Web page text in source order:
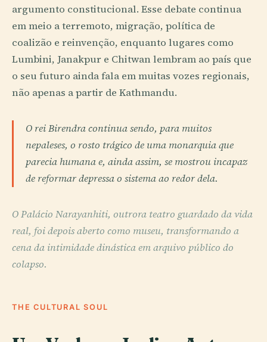
argumento constitucional. Esse debate continua
em meio a terremoto, migração, política de
coalizão e reinvenção, enquanto lugares como
Lumbini, Janakpur e Chitwan lembram ao país que
o seu futuro ainda fala em muitas vozes regionais,
não apenas a partir de Kathmandu.
O rei Birendra continua sendo, para muitos
nepaleses, o rosto trágico de uma monarquia que
parecia humana e, ainda assim, se mostrou incapaz
de reformar depressa o sistema ao redor dela.
O Palácio Narayanhiti, outrora teatro guardado da vida
real, foi depois aberto como museu, transformando a
cena da intimidade dinástica em arquivo público do
colapso.
THE CULTURAL SOUL